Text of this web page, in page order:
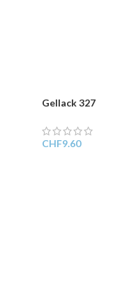
Gellack 327
CHF9.60